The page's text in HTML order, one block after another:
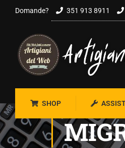
Salta al contenuto
Domande? 351 913 8911
SHOP